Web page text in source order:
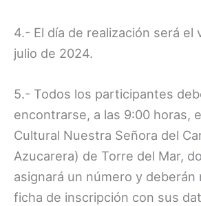
4.- El día de realización será el
julio de 2024.
5.- Todos los participantes
encontrarse, a las 9:00 horas,
Cultural Nuestra Señora del
Azucarera) de Torre del Mar,
asignará un número y deberán
ficha de inscripción con sus